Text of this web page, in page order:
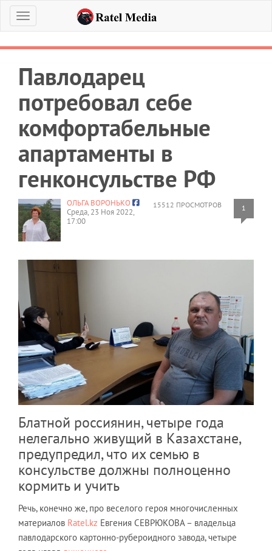
Меню
Павлодарец
потребовал себе
комфортабельные
апартаменты в
генконсульстве РФ
15512 ПРОСМОТРОВ 1
ОЛЬГА ВОРОНЬКО
Среда, 23 Ноя 2022,
17:00
Блатной россиянин, четыре года
нелегально живущий в Казахстане,
предупредил, что их семью в
консульстве должны полноценно
кормить и учить
Речь, конечно же, про веселого героя многочисленных
материалов Ratel.kz Евгения СЕВРЮКОВА – владельца
павлодарского картонно-рубероидного завода, четыре